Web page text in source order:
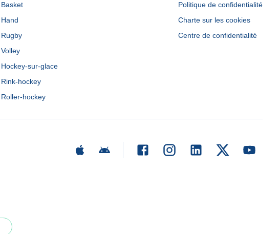
Basket
Hand
Rugby
Volley
Hockey-sur-glace
Rink-hockey
Roller-hockey
Politique de confidentialité
Charte sur les cookies
Centre de confidentialité